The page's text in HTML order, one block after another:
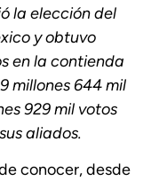
la elección del
y obtuvo
en la contienda
millones 644 mil
929 mil votos
aliados.
conocer, desde